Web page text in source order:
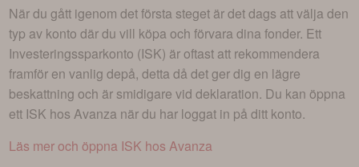
När du gått igenom det första steget är det dags att välja den
typ av konto där du vill köpa och förvara dina fonder. Ett
Investeringssparkonto (ISK) är oftast att rekommendera
framför en vanlig depå, detta då det ger dig en lägre
beskattning och är smidigare vid deklaration. Du kan öppna
ett ISK hos Avanza när du har loggat in på ditt konto.
Läs mer och öppna ISK hos Avanza